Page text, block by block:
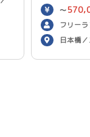
〜
フリーラ
日本橋